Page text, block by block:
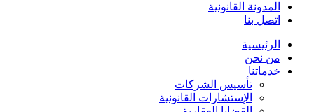
المدونة القانونية
اتصل بنا
الرئيسية
من نحن
خدماتنا
تأسيس الشركات
الإستشارات القانونية